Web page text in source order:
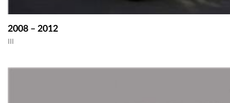
2008 – 2012